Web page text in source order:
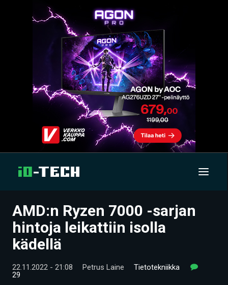
UUTISET
ARTIKKELIT
VIDEOT
AMD:n Ryzen 7000 -sarjan
hintoja leikattiin isolla
kädellä
22.11.2022 - 21:08 Petrus Laine
Tietotekniikka
29